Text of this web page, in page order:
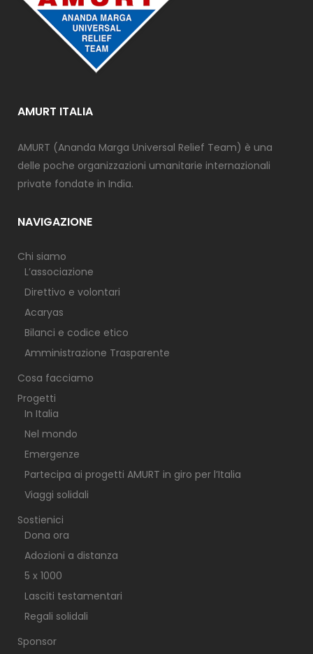
AMURT ITALIA
AMURT (Ananda Marga Universal Relief Team) è una
delle poche organizzazioni umanitarie internazionali
private fondate in India.
NAVIGAZIONE
Chi siamo
L’associazione
Direttivo e volontari
Acaryas
Bilanci e codice etico
Amministrazione Trasparente
Cosa facciamo
Progetti
In Italia
Nel mondo
Emergenze
Partecipa ai progetti AMURT in giro per l’Italia
Viaggi solidali
Sostienici
Dona ora
Adozioni a distanza
5 x 1000
Lasciti testamentari
Regali solidali
Sponsor